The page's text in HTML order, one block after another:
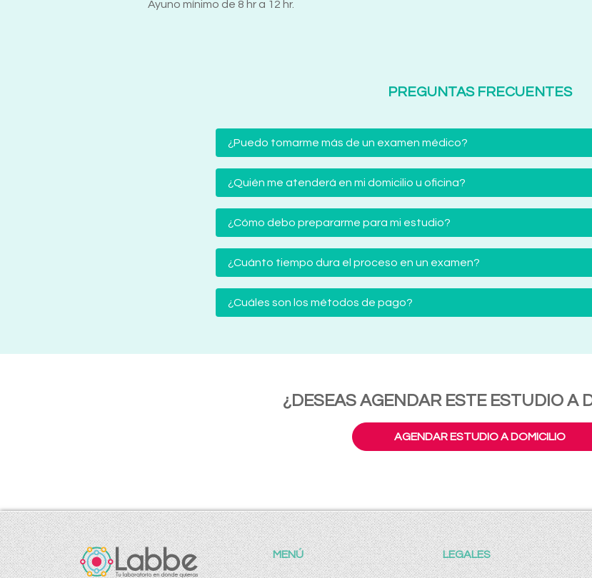
Ayuno mínimo de 8 hr a 12 hr.
PREGUNTAS FRECUENTES
¿Puedo tomarme más de un examen médico?
¿Quién me atenderá en mi domicilio u oficina?
¿Cómo debo prepararme para mi estudio?
¿Cuánto tiempo dura el proceso en un examen?
¿Cuáles son los métodos de pago?
¿DESEAS AGENDAR ESTE ESTUDIO A
AGENDAR ESTUDIO A DOMICILIO
MENÚ LEGALES